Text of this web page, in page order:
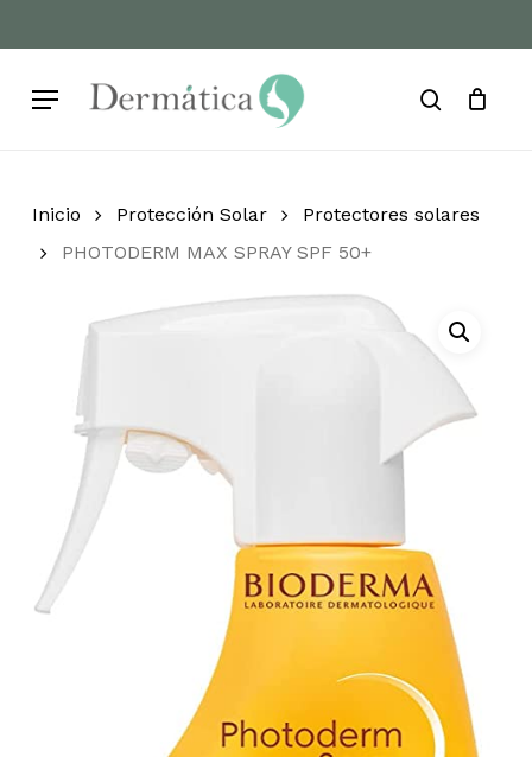
to
content
Menu search
Cart Close
Inicio Protección Solar
Protectores solares
PHOTODERM MAX SPRAY SPF 50+